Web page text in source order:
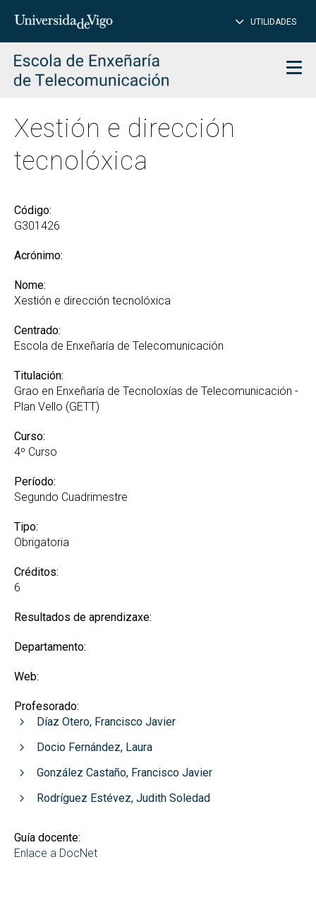
Introduce
para
buscar
UTILIDADES
Xestión e dirección
tecnolóxica
Código:
G301426
Acrónimo:
Nome:
Xestión e dirección tecnolóxica
Centrado:
Escola de Enxeñaría de Telecomunicación
Titulación:
Grao en Enxeñaría de Tecnoloxías de Telecomunicación -
Plan Vello (GETT)
Curso:
4º Curso
Período:
Segundo Cuadrimestre
Tipo:
Obrigatoria
Créditos:
6
Resultados de aprendizaxe:
Departamento:
Web:
Profesorado:
Díaz Otero, Francisco Javier
Docio Fernández, Laura
González Castaño, Francisco Javier
Rodríguez Estévez, Judith Soledad
Guía docente:
Enlace a DocNet